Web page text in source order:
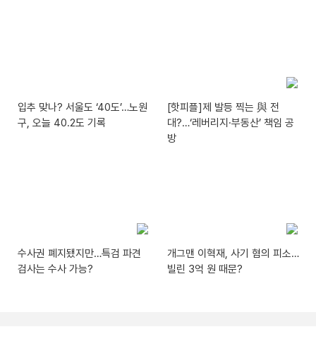
입추 맞나? 서울도 ‘40도’…노원
구, 오늘 40.2도 기록
[핫피플]제 발등 찍는 與 전
대?…‘레버리지·부동산’ 책임 공
방
수사권 폐지됐지만…특검 파견
검사는 수사 가능?
개그맨 이혁재, 사기 혐의 피소…
빌린 3억 원 때문?